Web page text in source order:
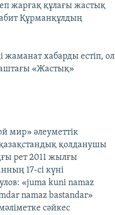
жарғақ құлағы жастық
Құрманқұлдың
жаманат хабарды естіп, ол
«Жастық»
мир» әлеуметтік
қазақстандық қолданушы
рет 2011 жылғы
17-сі күні
«juma kuni namaz
namaz bastandar»
сәйкес